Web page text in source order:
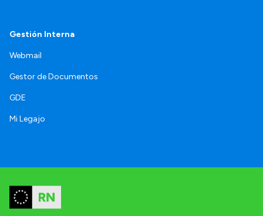
Gestión Interna
Webmail
Gestor de Documentos
GDE
Mi Legajo